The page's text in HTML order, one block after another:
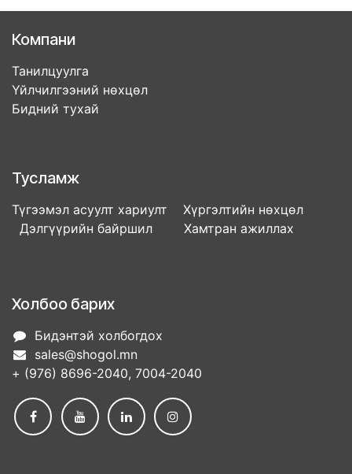
Компани
Танилцуулга
Үйлчилгээний нөхцөл
Бидний тухай
Тусламж
Түгээмэл асуулт хариулт Хүргэлтийн нөхцөл
Дэлгүүрийн байршил Хамтран ажиллах
Холбоо барих
Бидэнтэй холбогдох
sales@shogol.mn
+ (976) 8696-2040, 7004-2040